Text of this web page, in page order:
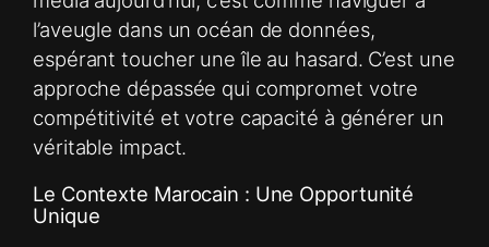
l’aveugle dans un océan de données,
espérant toucher une île au hasard. C’est une
approche dépassée qui compromet votre
compétitivité et votre capacité à générer un
véritable impact.
Le Contexte Marocain : Une Opportunité
Unique